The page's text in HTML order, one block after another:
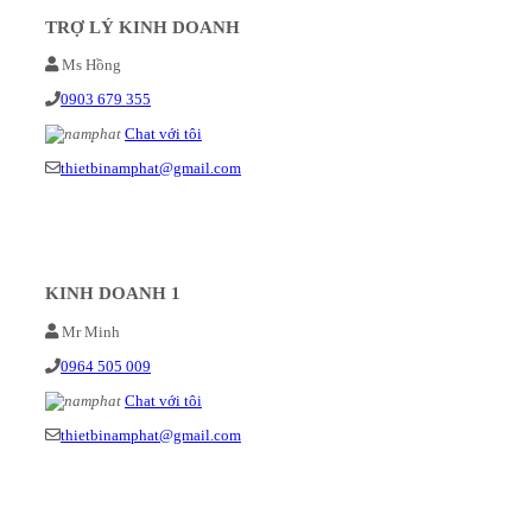
TRỢ LÝ KINH DOANH
Ms Hồng
0903 679 355
Chat với tôi
thietbinamphat@gmail.com
KINH DOANH 1
Mr Minh
0964 505 009
Chat với tôi
thietbinamphat@gmail.com